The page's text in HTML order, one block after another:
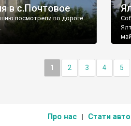
в с.Почтовое
посмотрели по дороге
1 2 3 4 5
Про нас Стати